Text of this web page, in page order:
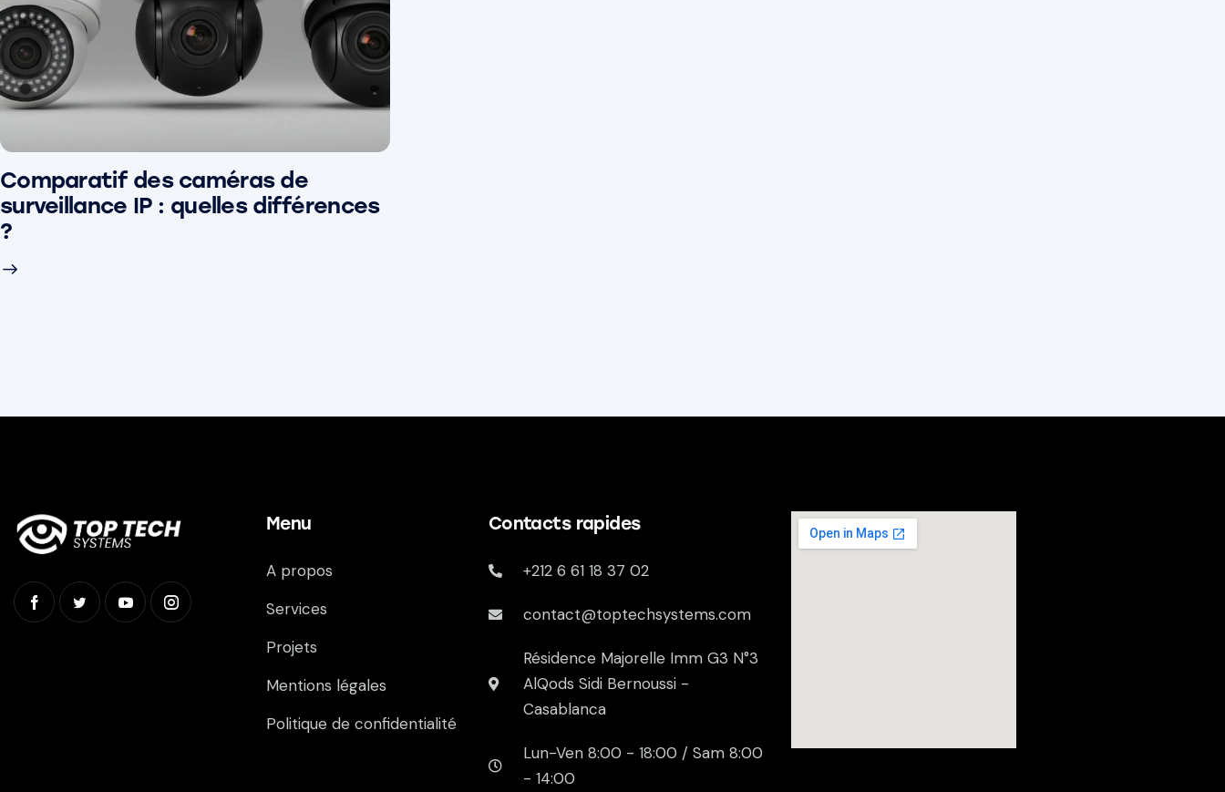
Comparatif des caméras de
surveillance IP : quelles différences
?
Menu
A propos
Services
Projets
Mentions légales
Politique de confidentialité
Contacts rapides
+212 6 61 18 37 02
contact@toptechsystems.com
Résidence Majorelle Imm G3 N°3
AlQods Sidi Bernoussi -
Casablanca
Lun-Ven 8:00 - 18:00 / Sam 8:00
- 14:00